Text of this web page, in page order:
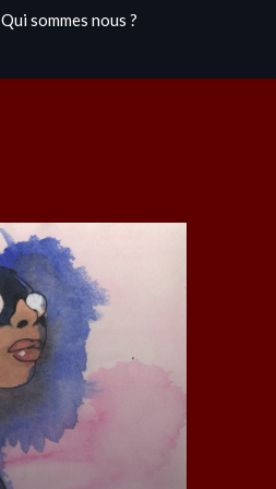
Qui sommes nous ?